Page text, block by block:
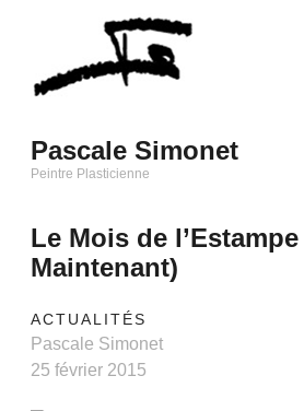
content
Pascale Simonet
Peintre Plasticienne
Le Mois de
Maintenant)
ACTUALITÉS
Pascale Simonet
25 février 2015